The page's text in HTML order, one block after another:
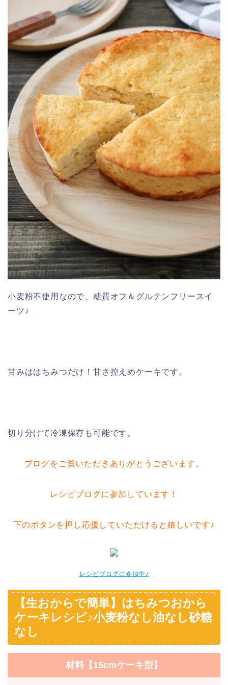
小麦粉不使用なので、糖質オフ＆グルテンフリースイ
ーツ♪
甘みははちみつだけ！甘さ控えめケーキです。
切り分けて冷凍保存も可能です。
ブログをご覧いただきありがとうございます。
レシピブログに参加しています！
下のボタンを押し応援していただけると嬉しいです♪
レシピブログに参加中♪
【生おからで簡単】はちみつおから
ケーキレシピ♪小麦粉なし油なし砂糖
なし
材料【15cmケーキ型】